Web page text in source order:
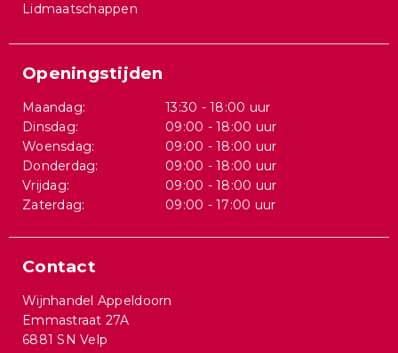
Lidmaatschappen
Openingstijden
Maandag:
13:30 - 18:00 uur
Dinsdag:
09:00 - 18:00 uur
Woensdag:
09:00 - 18:00 uur
Donderdag:
09:00 - 18:00 uur
Vrijdag:
09:00 - 18:00 uur
Zaterdag:
09:00 - 17:00 uur
Contact
Wijnhandel Appeldoorn
Emmastraat 27A
6881 SN Velp